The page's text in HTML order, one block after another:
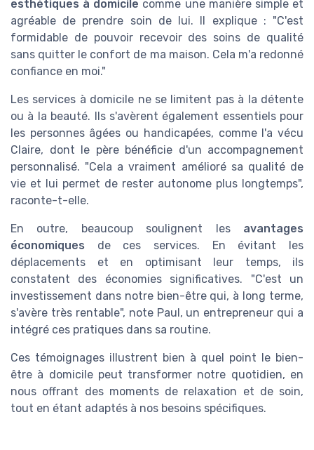
esthétiques à domicile comme une manière simple et
agréable de prendre soin de lui. Il explique : "C'est
formidable de pouvoir recevoir des soins de qualité
sans quitter le confort de ma maison. Cela m'a redonné
confiance en moi."
Les services à domicile ne se limitent pas à la détente
ou à la beauté. Ils s'avèrent également essentiels pour
les personnes âgées ou handicapées, comme l'a vécu
Claire, dont le père bénéficie d'un accompagnement
personnalisé. "Cela a vraiment amélioré sa qualité de
vie et lui permet de rester autonome plus longtemps",
raconte-t-elle.
En outre, beaucoup soulignent les avantages
économiques de ces services. En évitant les
déplacements et en optimisant leur temps, ils
constatent des économies significatives. "C'est un
investissement dans notre bien-être qui, à long terme,
s'avère très rentable", note Paul, un entrepreneur qui a
intégré ces pratiques dans sa routine.
Ces témoignages illustrent bien à quel point le bien-
être à domicile peut transformer notre quotidien, en
nous offrant des moments de relaxation et de soin,
tout en étant adaptés à nos besoins spécifiques.